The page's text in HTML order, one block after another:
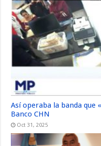
Así operaba la banda que
Banco CHN
Oct 31, 2025